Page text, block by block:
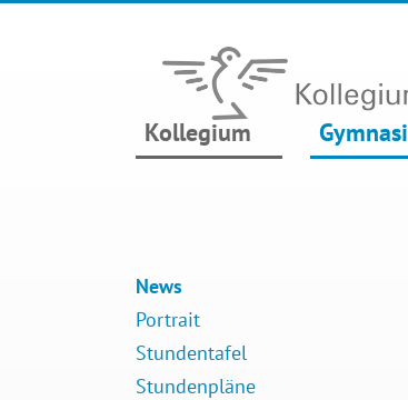
Kollegium
News
Portrait
Stundentafel
Stundenpläne